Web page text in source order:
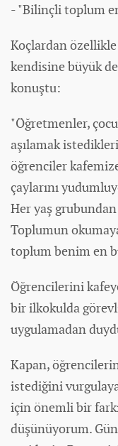
- "Bilinçli toplum
Koçlardan
kendisine büyük
konuştu:
"Öğretmenler,
aşılamak
öğrenciler
çaylarını
Her yaş
Toplumun
toplum benim en
Öğrencilerini
bir ilkokulda
uygulamadan
Kapan,
istediğini
için önemli bir
düşünüyorum.